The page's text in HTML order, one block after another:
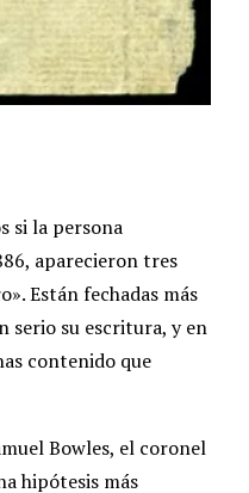
si la persona
aparecieron tres
Están fechadas más
serio su escritura, y en
contenido que
Bowles, el coronel
hipótesis más